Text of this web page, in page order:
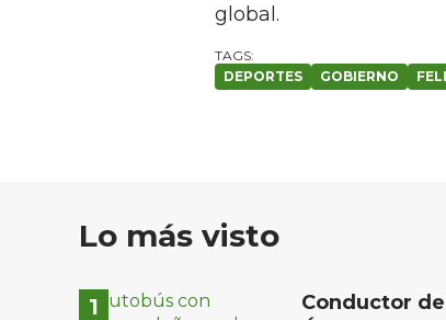
global.
DEPORTES GOBIERNO
Lo más visto
Conductor de